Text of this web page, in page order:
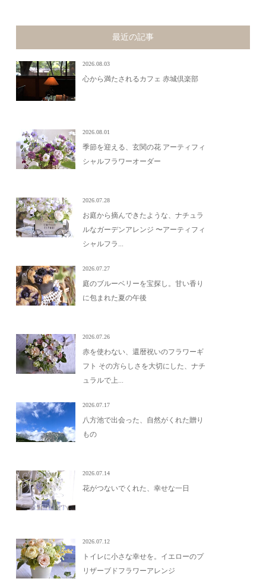
最近の記事
2026.08.03
心から満たされるカフェ 赤城倶楽部
2026.08.01
季節を迎える、玄関の花 アーティフィ
シャルフラワーオーダー
2026.07.28
お庭から摘んできたような、ナチュラ
ルなガーデンアレンジ 〜アーティフィ
シャルフラ...
2026.07.27
庭のブルーベリーを宝探し。甘い香り
に包まれた夏の午後
2026.07.26
赤を使わない、還暦祝いのフラワーギ
フト その方らしさを大切にした、ナチ
ュラルで上...
2026.07.17
八方池で出会った、自然がくれた贈り
もの
2026.07.14
花がつないでくれた、幸せな一日
2026.07.12
トイレに小さな幸せを。イエローのプ
リザーブドフラワーアレンジ